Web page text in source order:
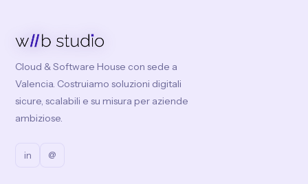
Cloud & Software House con sede a
Valencia. Costruiamo soluzioni digitali
sicure, scalabili e su misura per aziende
ambiziose.
in @